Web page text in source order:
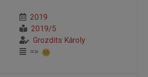
2019
2019/5
Grozdits Károly
=>